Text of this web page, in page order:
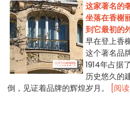
这家著名的
坐落在香榭
到它最初的
早在登上香
这个著名品
1914年占据
历史悠久的
倒，见证着品牌的辉煌岁月。
[阅